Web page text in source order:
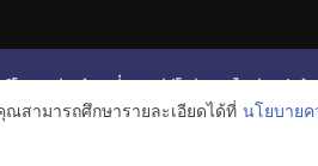
โฮม รีวิวบ้านเดี่ยว วีดีโอรีวิว
ไอเดียแต่งบ้
นและคอนโด
สามารถศึกษารายละเอียดได้ที่ นโยบายค